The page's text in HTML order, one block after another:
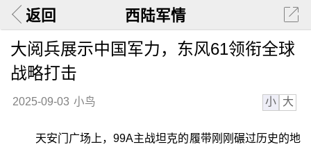
返回 西陆军情
大阅兵展示中国军力，东风61领衔全球
战略打击
2025-09-03 小鸟 小 大
天安门广场上，99A主战坦克的履带刚刚碾过历史的地